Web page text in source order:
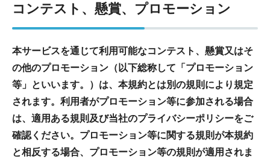
コンテスト、懸賞、プロモーション
本サービスを通じて利用可能なコンテスト、懸賞又はそ
の他のプロモーション（以下総称して「プロモーション
等」といいます。）は、本規約とは別の規則により規定
されます。利用者がプロモーション等に参加される場合
は、適用ある規則及び当社のプライバシーポリシーをご
確認ください。プロモーション等に関する規則が本規約
と相反する場合、プロモーション等の規則が適用されま